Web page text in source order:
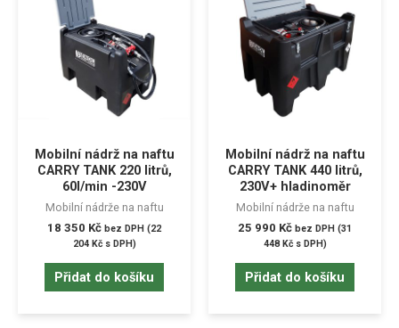
Mobilní nádrž na naftu
CARRY TANK 220 litrů,
60l/min -230V
Mobilní nádrže na naftu
18 350 Kč bez DPH (22
204 Kčs DPH)
Přidat do košíku
Mobilní nádrž na naftu
CARRY TANK 440 litrů,
230V+ hladinoměr
Mobilní nádrže na naftu
25 990 Kč bez DPH (31
448 Kčs DPH)
Přidat do košíku